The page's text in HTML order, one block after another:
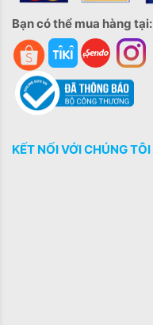
Bạn có thể mua hàng tại:
KẾT NỐI VỚI CHÚNG TÔI